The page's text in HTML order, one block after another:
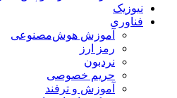
نیوزیک
فناوری
آموزش هوش‌مصنوعی
رمز ارز
نردبون
حریم خصوصی
آموزش و ترفند